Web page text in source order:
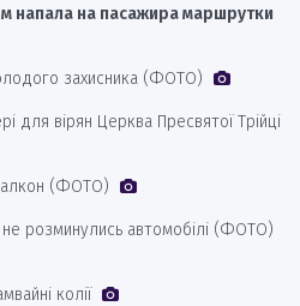
напала на пасажира маршрутки
захисника (ФОТО)
для вірян Церква Пресвятої Трійці
(ФОТО)
не розминулись автомобілі (ФОТО)
колії